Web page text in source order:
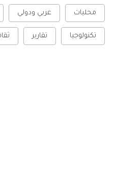
محليات عربي ودولي
تكنولوجيا تقارير